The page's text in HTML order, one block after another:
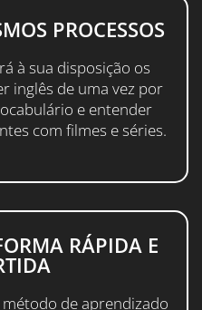
PROCESSOS
à sua disposição os
inglês de uma vez por
e entender
com filmes e séries.
RÁPIDA E
de aprendizado